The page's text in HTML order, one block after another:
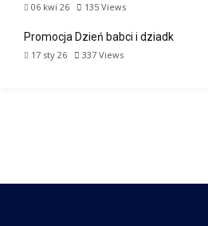
06 kwi 26 135 Views
Promocja Dzień babci i dziadk
17 sty 26 337 Views